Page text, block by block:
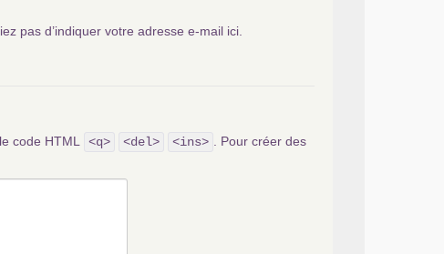
pas d’indiquer votre adresse e-mail ici.
code HTML <q> <del> <ins>
. Pour créer des